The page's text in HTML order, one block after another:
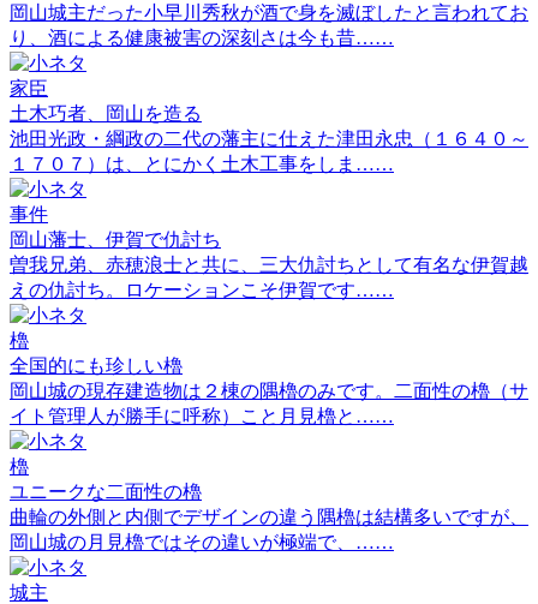
岡山城主だった小早川秀秋が酒で身を滅ぼしたと言われてお
り、酒による健康被害の深刻さは今も昔……
家臣
土木巧者、岡山を造る
池田光政・綱政の二代の藩主に仕えた津田永忠（１６４０～
１７０７）は、とにかく土木工事をしま……
事件
岡山藩士、伊賀で仇討ち
曽我兄弟、赤穂浪士と共に、三大仇討ちとして有名な伊賀越
えの仇討ち。ロケーションこそ伊賀です……
櫓
全国的にも珍しい櫓
岡山城の現存建造物は２棟の隅櫓のみです。二面性の櫓（サ
イト管理人が勝手に呼称）こと月見櫓と……
櫓
ユニークな二面性の櫓
曲輪の外側と内側でデザインの違う隅櫓は結構多いですが、
岡山城の月見櫓ではその違いが極端で、……
城主